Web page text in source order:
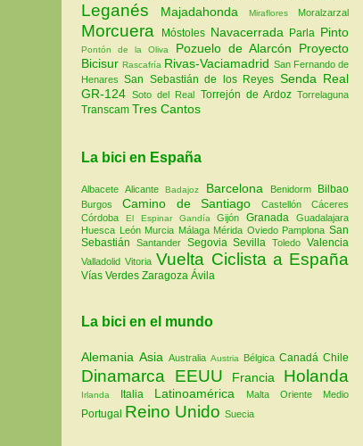
Leganés Majadahonda Miraflores Moralzarzal
Morcuera Móstoles Navacerrada Parla Pinto
Pontón de la Oliva Pozuelo de Alarcón Proyecto
BicisurRascafría Rivas-Vaciamadrid San Fernando de
HenaresSan Sebastián de los Reyes Senda Real
GR-124Soto del Real Torrejón de ArdozTorrelaguna
Transcam Tres Cantos
La bici en España
AlbaceteAlicanteBadajoz Barcelona Benidorm Bilbao
Burgos Camino de SantiagoCastellónCáceres
Córdoba El Espinar GandíaGijónGranadaGuadalajara
Huesca León Murcia Málaga Mérida Oviedo PamplonaSan
Sebastián Santander SegoviaSevillaToledoValencia
ValladolidVitoria Vuelta Ciclista a España
Vías Verdes Zaragoza Ávila
La bici en el mundo
Alemania Asia Australia Austria Bélgica Canadá Chile
Dinamarca EEUU Francia Holanda
Irlanda Italia Latinoamérica Malta Oriente Medio
Portugal Reino Unido Suecia